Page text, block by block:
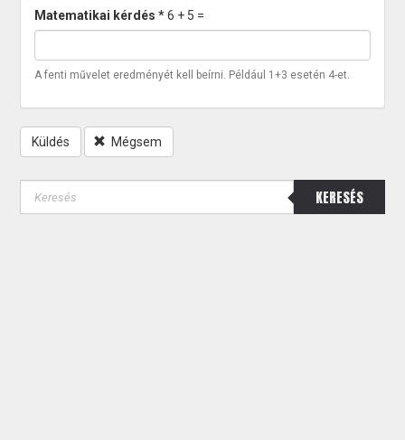
Matematikai kérdés*6 + 5 =
A fenti művelet eredményét kell beírni. Például 1+3 esetén 4-et.
Küldés Mégsem
KERESÉS